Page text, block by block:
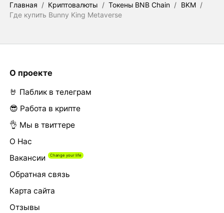
Главная / Криптовалюты / Токены BNB Chain / BKM /
Где купить Bunny King Metaverse
О проекте
🤘 Паблик в телеграм
😎 Работа в крипте
👌 Мы в твиттере
О Нас
Вакансии
Обратная связь
Карта сайта
Отзывы